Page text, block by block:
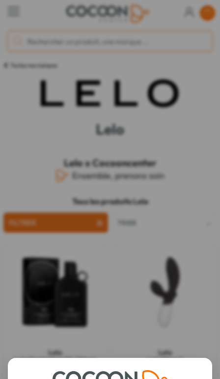
Toutes nos marques
Lelo
Lelo x Cocooncenter
Ensemble, prenons soin
Tous les produits Lelo
FILTRER
Lelo
Lubrifiant Intime F1L 100 ml
Lelo
Loki Wave 2